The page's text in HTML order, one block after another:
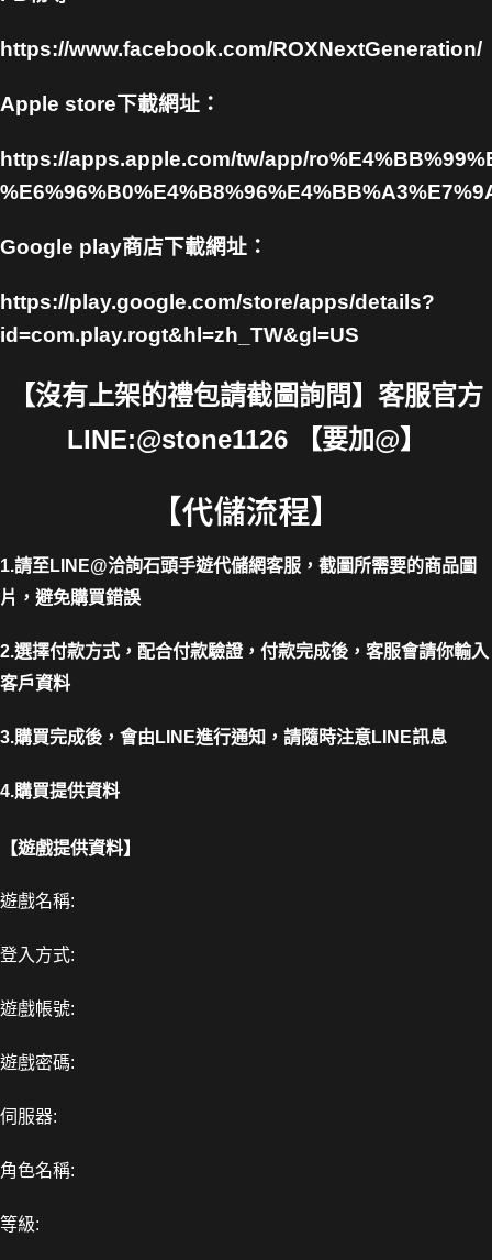
https://www.facebook.com/ROXNextGeneration/
Apple store下載網址：
https://apps.apple.com/tw/app/
Google play商店下載網址：
https://play.google.com/store/apps/details?
id=com.play.rogt&hl=zh_TW&gl=US
【沒有上架的禮包請截圖詢問】客服官方
LINE:@stone1126 【要加@】
【代儲流程】
1.請至LINE@洽詢石頭手遊代儲網客服，截圖所需要的商品圖
片，避免購買錯誤
2.選擇付款方式，配合付款驗證，付款完成後，客服會請你輸入
客戶資料
3.購買完成後，會由LINE進行通知，請隨時注意LINE訊息
4.購買提供資料
【遊戲提供資料】
遊戲名稱:
登入方式:
遊戲帳號:
遊戲密碼:
伺服器:
角色名稱:
等級: